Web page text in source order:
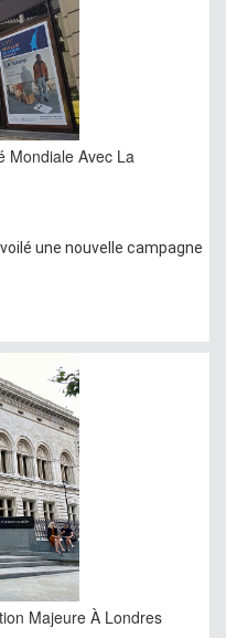
Mondiale Avec La
une nouvelle campagne
Majeure À Londres